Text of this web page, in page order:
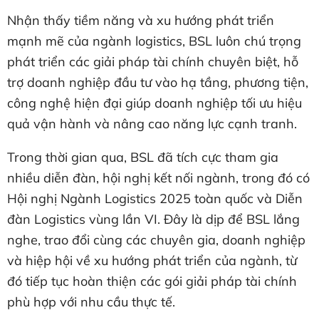
Nhận thấy tiềm năng và xu hướng phát triển
mạnh mẽ của ngành logistics, BSL luôn chú trọng
phát triển các giải pháp tài chính chuyên biệt, hỗ
trợ doanh nghiệp đầu tư vào hạ tầng, phương tiện,
công nghệ hiện đại giúp doanh nghiệp tối ưu hiệu
quả vận hành và nâng cao năng lực cạnh tranh.
Trong thời gian qua, BSL đã tích cực tham gia
nhiều diễn đàn, hội nghị kết nối ngành, trong đó có
Hội nghị Ngành Logistics 2025 toàn quốc và Diễn
đàn Logistics vùng lần VI. Đây là dịp để BSL lắng
nghe, trao đổi cùng các chuyên gia, doanh nghiệp
và hiệp hội về xu hướng phát triển của ngành, từ
đó tiếp tục hoàn thiện các gói giải pháp tài chính
phù hợp với nhu cầu thực tế.